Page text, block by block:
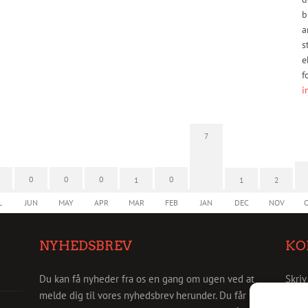
0
JUN
0
MAY
0
APR
1
MAR
0
FEB
7
JAN
1
DEC
2
NOV
NYHEDSBREV
Du kan få nyheder fra os en gang om ugen ved at
melde dig til vores nyhedsbrev herunder. Du får så